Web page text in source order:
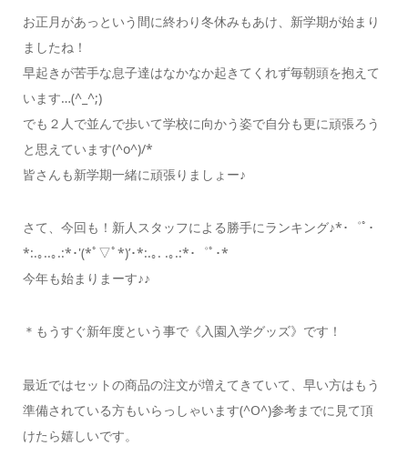
お正月があっという間に終わり冬休みもあけ、新学期が始まり
ましたね！
早起きが苦手な息子達はなかなか起きてくれず毎朝頭を抱えて
います…(^_^;)
でも２人で並んで歩いて学校に向かう姿で自分も更に頑張ろう
と思えています(^o^)/*
皆さんも新学期一緒に頑張りましょー♪
さて、今回も！新人スタッフによる勝手にランキング♪*･゜ﾟ･
*:.｡..｡.:*･'(*ﾟ▽ﾟ*)’･*:.｡. .｡.:*･゜ﾟ･*
今年も始まりまーす♪♪
＊もうすぐ新年度という事で《入園入学グッズ》です！
最近ではセットの商品の注文が増えてきていて、早い方はもう
準備されている方もいらっしゃいます(^O^)参考までに見て頂
けたら嬉しいです。